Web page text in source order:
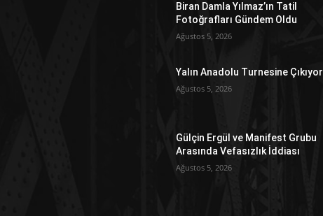
Biran Damla Yılmaz’ın Tatil
Fotoğrafları Gündem Oldu
Ağustos 5, 2026
Yalın Anadolu Turnesine Çıkıyor
Ağustos 5, 2026
Gülçin Ergül ve Manifest Grubu
Arasında Vefasızlık İddiası
Ağustos 5, 2026